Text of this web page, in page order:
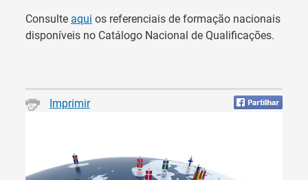
Consulte aqui os referenciais de formação nacionais
disponíveis no Catálogo Nacional de Qualificações.
Imprimir